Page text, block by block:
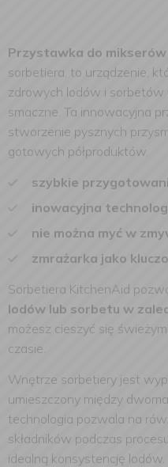
Przystawka do
sorbetiera, to urządzenie,
zdrowych lodów i
smaczne. Ta innowacyjna
stworzenie pysznych
gotowych półproduktów.
szybkie
inowacyjna
nie można myć w
zmrażarka jako
Sorbetiera KitchenAid
lodów lub sorbetu w
możesz cieszyć się
czasie.
Wnętrze sorbetiery jest
umieszczony między
technologia pozwala na
składników podczas
idealną konsystencję lodów.